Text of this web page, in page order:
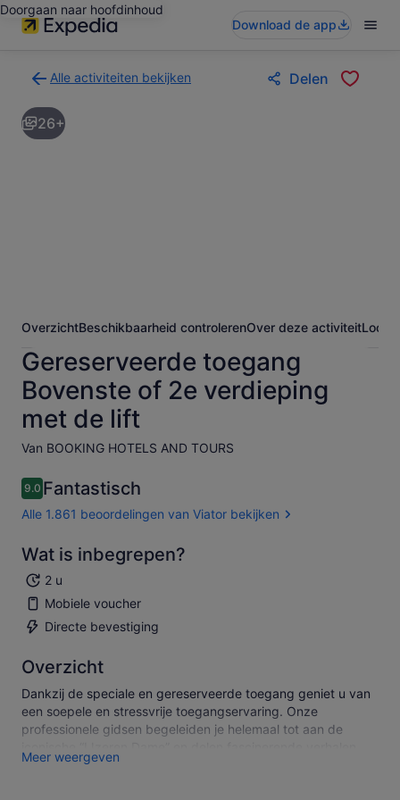
Doorgaan naar hoofdinhoud
Download de app
Alle activiteiten bekijken
naar
de
zoekresultatenpagina
Delen
26+
OverzichtBeschikbaarheid controlerenOver deze activiteit
Gereserveerde toegang
Bovenste of 2e verdieping
met de lift
Van BOOKING HOTELS AND TOURS
9.09.0 van 10
Fantastisch
Alle 1.861 beoordelingen van Viator bekijken
Wat is inbegrepen?
2 u
Mobiele voucher
Directe bevestiging
Overzicht
Dankzij de speciale en gereserveerde toegang geniet u van
een soepele en stressvrije toegangservaring. Onze
professionele gidsen begeleiden je helemaal tot aan de
over hoe, wanneer, waarom en door wie het is gebouwd.
Meer weergeven